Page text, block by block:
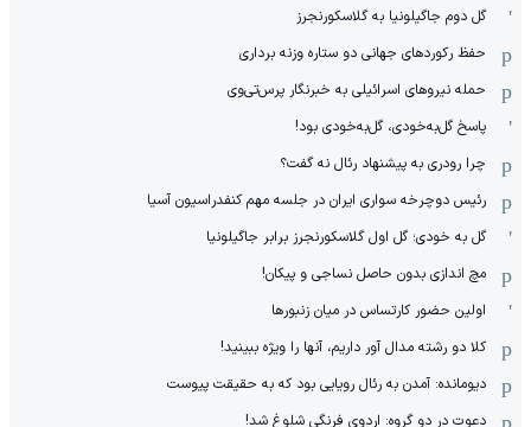
گل دوم جاگیلونیا به گلاسکورنجرز
حفظ رکوردهای جهانی دو ستاره وزنه برداری
حمله نیروهای اسرائیلی به خبرنگار پرس‌تی‌وی
پاسخ گل‌به‌خودی، گل‌به‌خودی بود!
چرا رودری به پیشنهاد رئال نه گفت؟
رئیس دوچرخه سواری ایران در جلسه مهم کنفدراسیون آسیا
گل به خودی؛ گل اول گلاسکورنجرز برابر جاگیلونیا
مچ اندازی بدون حاصل نساجی و پیکان!
اولین حضور کارتساس در میان زنبورها
کلا دو‌ رشته مدال آور داریم، آنها را ویژه ببینید!
دیومانده: آمدن به رئال رویایی بود که به حقیقت پیوست
دعوت در دو گروه: اردوی فرنگی شلوغ شد!